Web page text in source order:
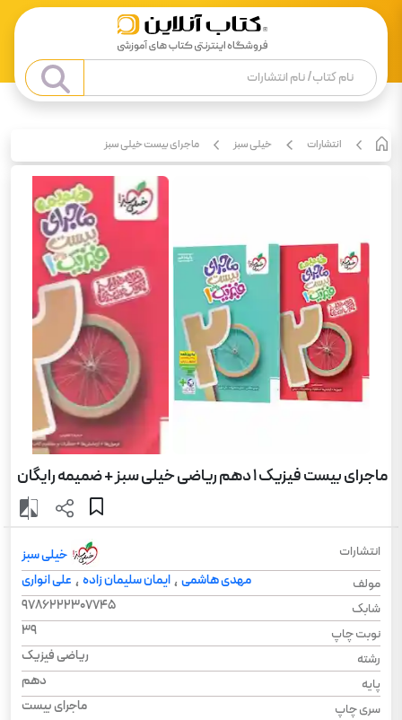
انتشارات خیلی سبز ماجرای بیست خیلی سبز
ماجرای بیست فیزیک 1 دهم ریاضی خیلی سبز + ضمیمه رایگان
انتشارات
خیلی سبز
مولف
مهدی هاشمی ،ایمان سلیمان زاده ، علی انواری
شابک
9786222307745
نوبت چاپ
39
رشته
ریاضی فیزیک
پایه
دهم
سری چاپ
ماجرای بیست